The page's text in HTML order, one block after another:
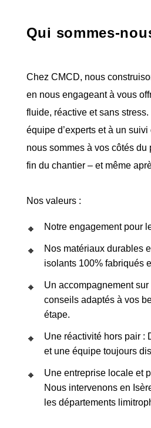
Qui sommes-
Chez CMCD, nous
en nous engageant à vous
fluide, réactive et sans
équipe d’experts et à un
nous sommes à vos côtés du
fin du chantier – et même
Nos valeurs :
Notre engagement pour
Nos matériaux durables
isolants 100% fabriqués
Un accompagnement
conseils adaptés à vos
étape.
Une réactivité hors pair :
et une équipe toujours
Une entreprise locale et
Nous intervenons en
les départements